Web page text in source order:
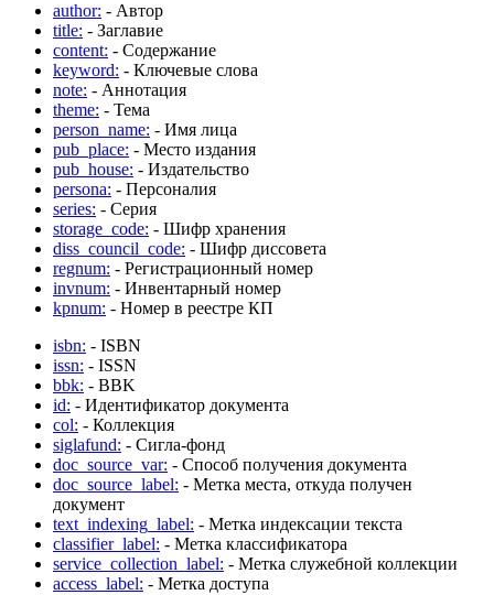
author: - Автор
title: - Заглавие
content: - Содержание
keyword: - Ключевые слова
note: - Аннотация
theme: - Тема
person_name: - Имя лица
pub_place: - Место издания
pub_house: - Издательство
persona: - Персоналия
series: - Серия
storage_code: - Шифр хранения
diss_council_code: - Шифр диссовета
regnum: - Регистрационный номер
invnum: - Инвентарный номер
kpnum: - Номер в реестре КП
isbn: - ISBN
issn: - ISSN
bbk: - BBK
id: - Идентификатор документа
col: - Коллекция
siglafund: - Сигла-фонд
doc_source_var: - Способ получения документа
doc_source_label: - Метка места, откуда получен
документ
text_indexing_label: - Метка индексации текста
classifier_label: - Метка классификатора
service_collection_label: - Метка служебной коллекции
access_label: - Метка доступа